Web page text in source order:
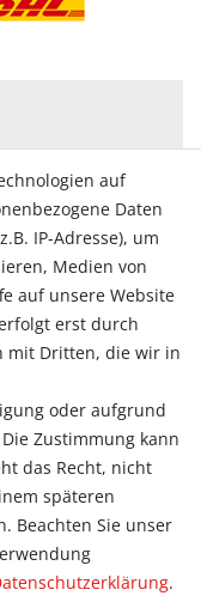
auf
Daten
IP-Adresse), um
Medien von
auf unsere Website
erst durch
mit Dritten, die wir in
oder aufgrund
Zustimmung kann
das Recht, nicht
späteren
Beachten Sie unser
.